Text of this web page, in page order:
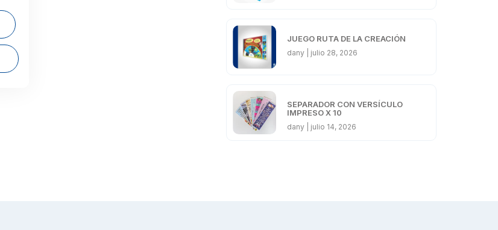
JUEGO RUTA DE LA CREACIÓN
dany julio 28, 2026
SEPARADOR CON VERSÍCULO
IMPRESO X 10
dany julio 14, 2026